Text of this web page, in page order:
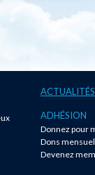
ACTUALITÉS
ADHÉSION
Donnez pour
Dons
Devenez